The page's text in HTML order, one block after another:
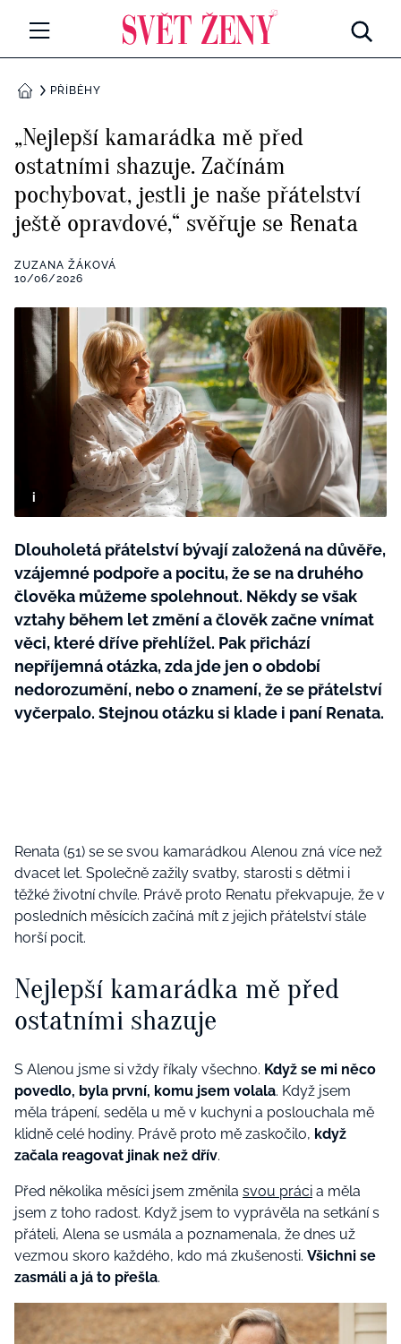
Všechny kategorie
Rozhovory
RETROHUBKY
PSYCHOLOGIE
Seberozvoj
ZDRAVÍ
Životní styl
ZÁBAVA
Všechny kategorie
Testy a kvízy
BYDLENÍ
Všechny kategorie
Tvoření
Rady a tipy
BurdaMedia
Extra
SVĚT ŽENY - 599 KČ
ROČNÍ PŘEDPLATNÉ SVĚT ŽENY +
SADA PRODUKTŮ MANA (10 ks)
DOMŮPŘÍBĚHY
„Nejlepší kamarádka mě před
ostatními shazuje. Začínám
pochybovat, jestli je naše přátelství
ještě opravdové,“ svěřuje se Renata
ZUZANA ŽÁKOVÁ
10/06/2026
Dlouholetá přátelství bývají založená na důvěře,
vzájemné podpoře a pocitu, že se na druhého
člověka můžeme spolehnout. Někdy se však
vztahy během let změní a člověk začne vnímat
věci, které dříve přehlížel. Pak přichází
nepříjemná otázka, zda jde jen o období
nedorozumění, nebo o znamení, že se přátelství
vyčerpalo. Stejnou otázku si klade i paní Renata.
Renata (51) se se svou kamarádkou Alenou zná více než
dvacet let. Společně zažily svatby, starosti s dětmi i
těžké životní chvíle. Právě proto Renatu překvapuje, že v
posledních měsících začíná mít z jejich přátelství stále
horší pocit.
Nejlepší kamarádka mě před
ostatními shazuje
S Alenou jsme si vždy říkaly všechno. Když se mi něco
povedlo, byla první, komu jsem volala. Když jsem
měla trápení, seděla u mě v kuchyni a poslouchala mě
klidně celé hodiny. Právě proto mě zaskočilo, když
začala reagovat jinak než dřív.
Před několika měsíci jsem změnila svou práci a měla
jsem z toho radost. Když jsem to vyprávěla na setkání s
přáteli, Alena se usmála a poznamenala, že dnes už
vezmou skoro každého, kdo má zkušenosti. Všichni se
zasmáli a já to přešla.